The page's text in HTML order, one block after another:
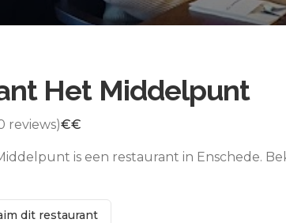
Het Middelpunt
reviews)€€
is een restaurant in Enschede.
dit restaurant